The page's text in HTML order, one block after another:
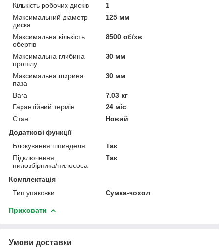
Кількість робочих дисків
1
Максимальний діаметр
диска
125 мм
Максимальна кількість
обертів
8500 об/хв
Максимальна глибина
пропілу
30 мм
Максимальна ширина
паза
30 мм
Вага
7.03 кг
Гарантійний термін
24 міс
Стан
Новий
Додаткові функції
Блокування шпинделя
Так
Підключення
пилозбірника/пилососа
Так
Комплектація
Тип упаковки
Сумка-чохол
Приховати
Умови доставки